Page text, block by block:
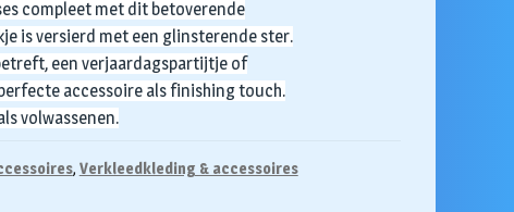
compleet met dit betoverende
is versierd met een glinsterende ster.
een verjaardagspartijtje of
accessoire als finishing touch.
volwassenen.
, Verkleedkleding & accessoires